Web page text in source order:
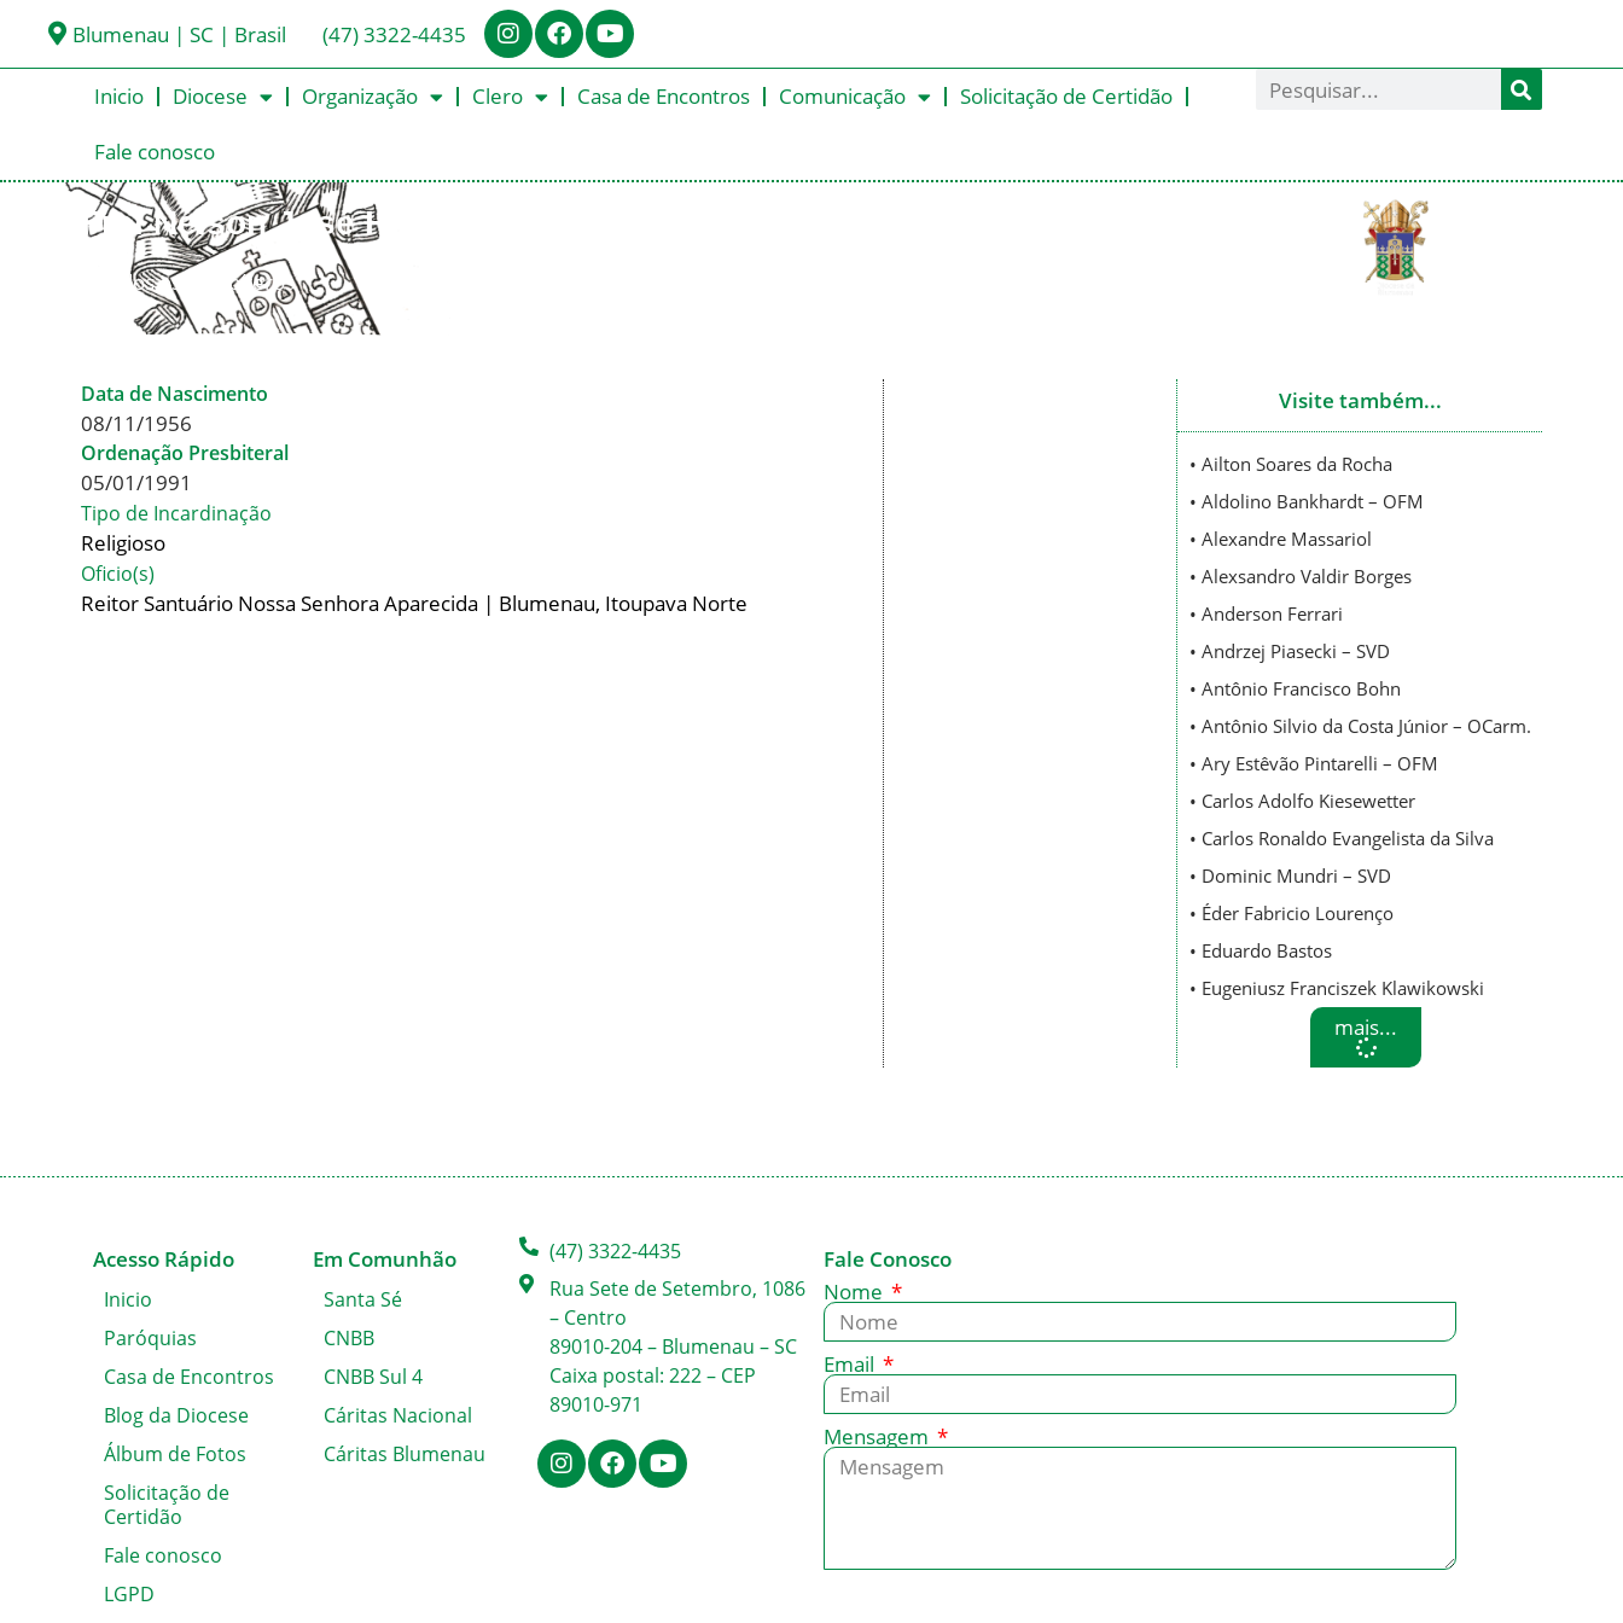
Blumenau | SC | Brasil (47) 3322-4435
Inicio Diocese Organização Clero Casa de Encontros Comunicação
Solicitação de Certidão
Fale conosco
Frei Nelson José Hillesheim - OFM
< Todos os Presbíteros
Data de Nascimento
08/11/1956
Ordenação Presbiteral
05/01/1991
Tipo de Incardinação
Religioso
Oficio(s)
Reitor Santuário Nossa Senhora Aparecida | Blumenau, Itoupava Norte
Visite também...
• Ailton Soares da Rocha
• Aldolino Bankhardt – OFM
• Alexandre Massariol
• Alexsandro Valdir Borges
• Anderson Ferrari
• Andrzej Piasecki – SVD
• Antônio Francisco Bohn
• Antônio Silvio da Costa Júnior – OCarm.
• Ary Estêvão Pintarelli – OFM
• Carlos Adolfo Kiesewetter
• Carlos Ronaldo Evangelista da Silva
• Dominic Mundri – SVD
• Éder Fabricio Lourenço
• Eduardo Bastos
• Eugeniusz Franciszek Klawikowski
mais...
Acesso Rápido
Inicio
Paróquias
Casa de Encontros
Blog da Diocese
Álbum de Fotos
Solicitação de
Certidão
Fale conosco
LGPD
Em Comunhão
Santa Sé
CNBB
CNBB Sul 4
Cáritas Nacional
Cáritas Blumenau
(47) 3322-4435
Rua Sete de Setembro, 1086
– Centro
89010-204 – Blumenau – SC
Caixa postal: 222 – CEP
89010-971
Fale Conosco
Nome
Email
Mensagem